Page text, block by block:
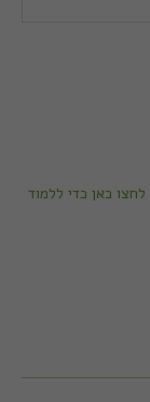
לחצו כאן כדי ללמוד